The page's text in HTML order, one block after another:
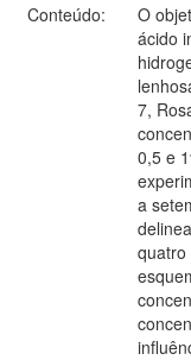
Conteúdo:
O
ácido
7,
0,5 e
a
quatro